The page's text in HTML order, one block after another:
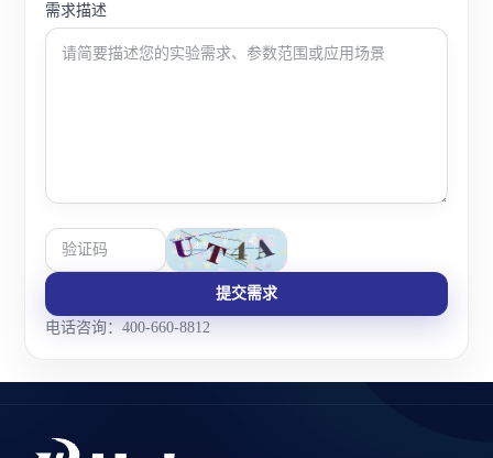
需求描述
提交需求
电话咨询：400-660-8812